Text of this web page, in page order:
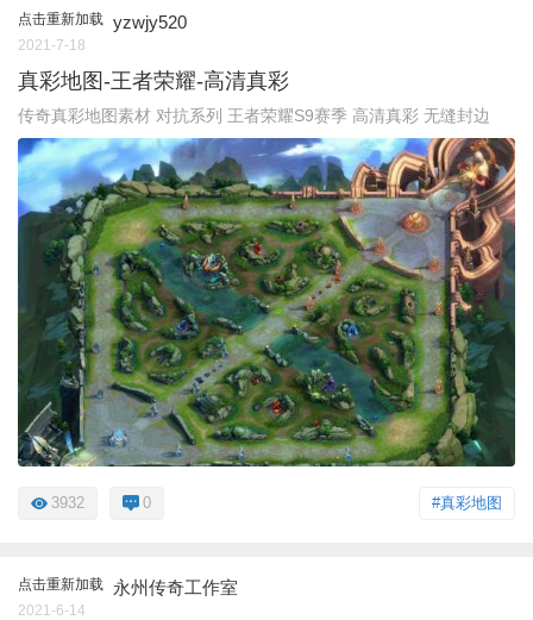
点击重新加载 yzwjy520
2021-7-18
真彩地图-王者荣耀-高清真彩
传奇真彩地图素材 对抗系列 王者荣耀S9赛季 高清真彩 无缝封边
#真彩地图
3932 0
点击重新加载 永州传奇工作室
2021-6-14